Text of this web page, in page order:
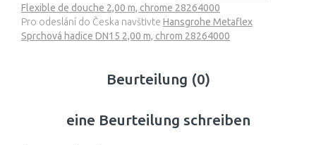
Flexible de douche 2,00 m, chrome 28264000
Pro odeslání do Česka navštivte Hansgrohe Metaflex
Sprchová hadice DN15 2,00 m, chrom 28264000
Beurteilung (0)
eine Beurteilung schreiben